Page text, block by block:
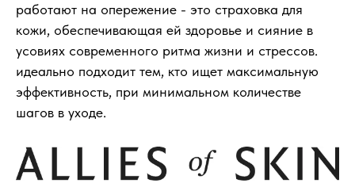
работают на опережение - это страховка для
кожи, обеспечивающая ей здоровье и сияние в
усовиях современного ритма жизни и стрессов.
идеально подходит тем, кто ищет максимальную
эффективность, при минимальном количестве
шагов в уходе.